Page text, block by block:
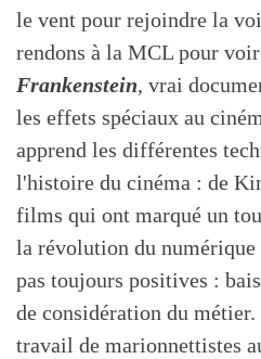
le vent pour rejoindre la
rendons à la MCL pour voir
Frankenstein, vrai
les effets spéciaux au
apprend les différentes
l'histoire du cinéma : de
films qui ont marqué un
la révolution du numérique
pas toujours positives :
de considération du
travail de marionnettistes